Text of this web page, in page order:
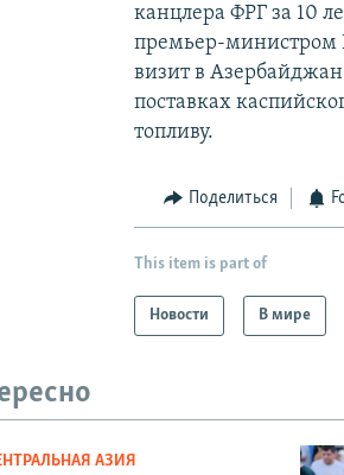
канцлера ФРГ за 10
премьер-министром
визит в
поставках
топливу.
Поделиться
This item is part of
Новости В мире
АЗИЯ